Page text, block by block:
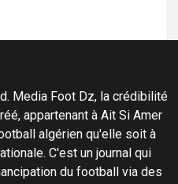
Media Foot Dz, la crédibilité
appartenant à Ait Si Amer
algérien qu'elle soit à
C'est un journal qui
du football via des